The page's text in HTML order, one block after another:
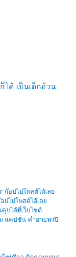
ด้ เป็นเด็กอ้วน
ไปโพสต์ได้เลย
ยได้ที่เว็บไซต์
ม แคปชั่น คำอวยพรปี